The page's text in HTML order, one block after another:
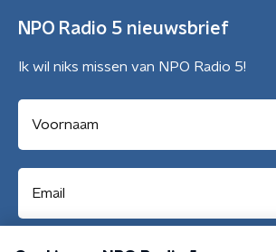
NPO Radio 5 nieuwsbrief
Ik wil niks missen van NPO Radio 5!